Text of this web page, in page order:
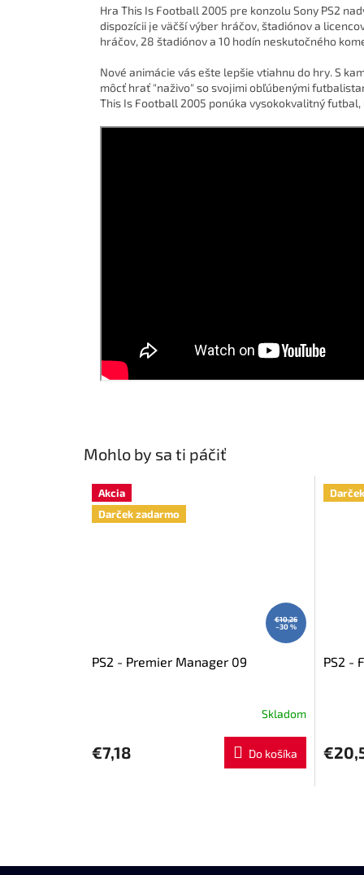
Mohlo by sa ti páčiť
Akcia
Darček zadarmo
€10,26
–30 %
PS2 - Premier Manager 09
Skladom
€7,18 Do košíka
PS2 -
Hra This Is Football 2005 pre konzolu Sony PS2
dispozícii je väčší výber hráčov, štadiónov a
hráčov, 28 štadiónov a 10 hodín neskutočného
Nové animácie vás ešte lepšie vtiahnu do hry. S
môcť hrať "naživo" so svojimi obľúbenými
This Is Football 2005 ponúka vysokokvalitný